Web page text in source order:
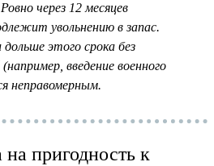
через 12 месяцев
увольнению в запас.
этого срока без
введение военного
неправомерным.
пригодность к